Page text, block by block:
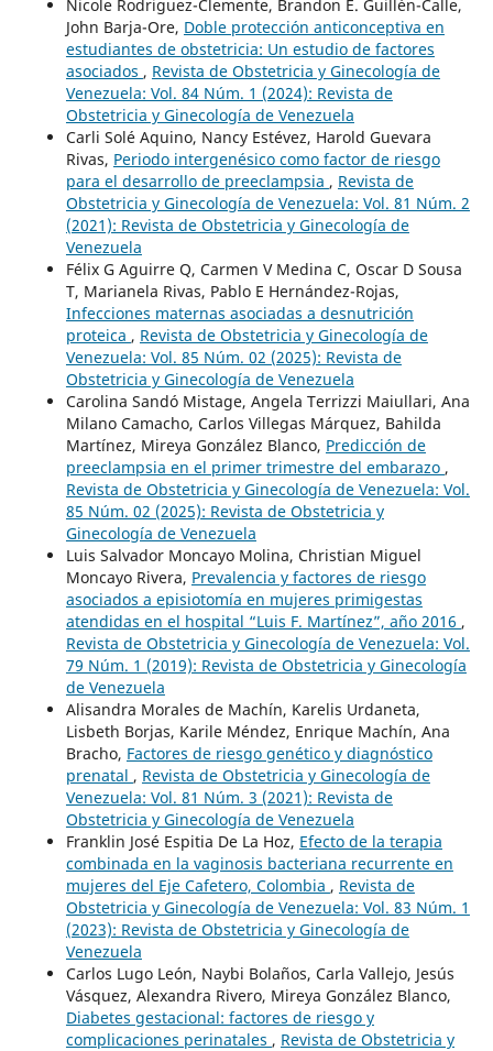
Nicole Rodriguez-Clemente, Brandon E. Guillén-Calle,
John Barja-Ore, Doble protección anticonceptiva en
estudiantes de obstetricia: Un estudio de factores
asociados , Revista de Obstetricia y Ginecología de
Venezuela: Vol. 84 Núm. 1 (2024): Revista de
Obstetricia y Ginecología de Venezuela
Carli Solé Aquino, Nancy Estévez, Harold Guevara
Rivas, Periodo intergenésico como factor de riesgo
para el desarrollo de preeclampsia , Revista de
Obstetricia y Ginecología de Venezuela: Vol. 81 Núm. 2
(2021): Revista de Obstetricia y Ginecología de
Venezuela
Félix G Aguirre Q, Carmen V Medina C, Oscar D Sousa
T, Marianela Rivas, Pablo E Hernández-Rojas,
Infecciones maternas asociadas a desnutrición
proteica , Revista de Obstetricia y Ginecología de
Venezuela: Vol. 85 Núm. 02 (2025): Revista de
Obstetricia y Ginecología de Venezuela
Carolina Sandó Mistage, Angela Terrizzi Maiullari, Ana
Milano Camacho, Carlos Villegas Márquez, Bahilda
Martínez, Mireya González Blanco, Predicción de
preeclampsia en el primer trimestre del embarazo ,
Revista de Obstetricia y Ginecología de Venezuela: Vol.
85 Núm. 02 (2025): Revista de Obstetricia y
Ginecología de Venezuela
Luis Salvador Moncayo Molina, Christian Miguel
Moncayo Rivera, Prevalencia y factores de riesgo
asociados a episiotomía en mujeres primigestas
atendidas en el hospital “Luis F. Martínez”, año 2016 ,
Revista de Obstetricia y Ginecología de Venezuela: Vol.
79 Núm. 1 (2019): Revista de Obstetricia y Ginecología
de Venezuela
Alisandra Morales de Machín, Karelis Urdaneta,
Lisbeth Borjas, Karile Méndez, Enrique Machín, Ana
Bracho, Factores de riesgo genético y diagnóstico
prenatal , Revista de Obstetricia y Ginecología de
Venezuela: Vol. 81 Núm. 3 (2021): Revista de
Obstetricia y Ginecología de Venezuela
Franklin José Espitia De La Hoz, Efecto de la terapia
combinada en la vaginosis bacteriana recurrente en
mujeres del Eje Cafetero, Colombia , Revista de
Obstetricia y Ginecología de Venezuela: Vol. 83 Núm. 1
(2023): Revista de Obstetricia y Ginecología de
Venezuela
Carlos Lugo León, Naybi Bolaños, Carla Vallejo, Jesús
Vásquez, Alexandra Rivero, Mireya González Blanco,
Diabetes gestacional: factores de riesgo y
complicaciones perinatales , Revista de Obstetricia y